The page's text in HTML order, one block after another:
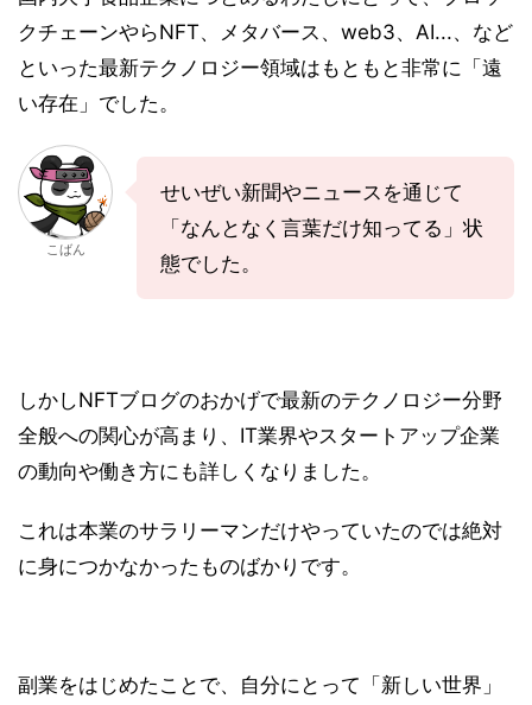
クチェーンやらNFT、メタバース、web3、AI...、など
といった最新テクノロジー領域はもともと非常に「遠
い存在」でした。
こばん
せいぜい新聞やニュースを通じて
「なんとなく言葉だけ知ってる」状
態でした。
しかしNFTブログのおかげで最新のテクノロジー分野
全般への関心が高まり、IT業界やスタートアップ企業
の動向や働き方にも詳しくなりました。
これは本業のサラリーマンだけやっていたのでは絶対
に身につかなかったものばかりです。
副業をはじめたことで、自分にとって「新しい世界」